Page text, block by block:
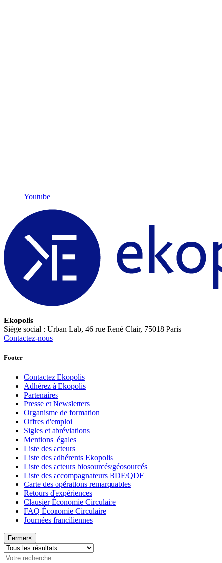
Youtube
Ekopolis
Siège social : Urban Lab, 46 rue René Clair, 75018 Paris
Contactez-nous
Footer
Contactez Ekopolis
Adhérez à Ekopolis
Partenaires
Presse et Newsletters
Organisme de formation
Offres d'emploi
Sigles et abréviations
Mentions légales
Liste des acteurs
Liste des adhérents Ekopolis
Liste des acteurs biosourcés/géosourcés
Liste des accompagnateurs BDF/QDF
Carte des opérations remarquables
Retours d'expériences
Clausier Économie Circulaire
FAQ Économie Circulaire
Journées franciliennes
Fermer×